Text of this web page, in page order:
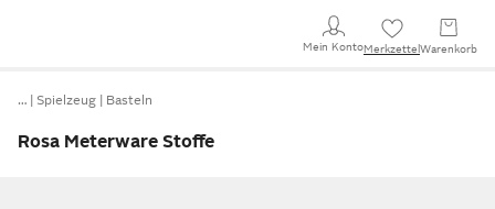
Mein KontoMerkzettel Warenkorb
… Spielzeug Basteln
Rosa Meterware Stoffe